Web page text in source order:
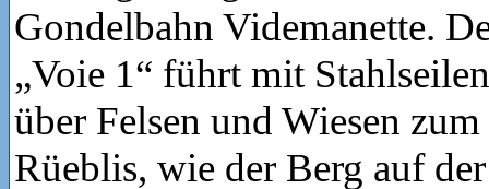
Gondelbahn Videmanette.
„Voie 1“ führt mit
über Felsen und Wiesen
Rüeblis, wie der Berg auf der